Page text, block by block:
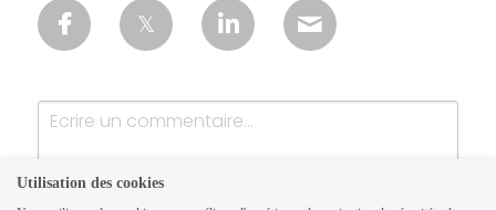
Utilisation des cookies